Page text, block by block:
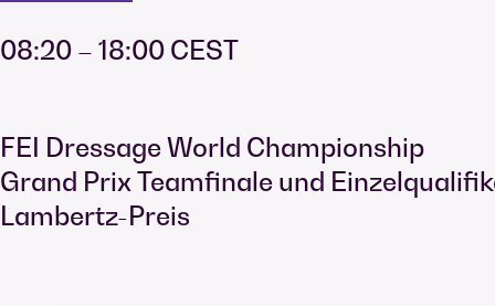
08:20 – 18:00 CEST
FEI Dressage World Championship
Grand Prix Teamfinale und
Lambertz-Preis